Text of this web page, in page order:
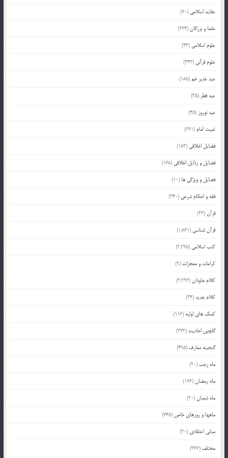
عقاید اسلامی (70)
علما و بزرگان(224)
علوم اسلامی (43)
علوم قرآنی (343)
عید غدیر خم(185)
عید فطر (35)
عید نوروز (45)
غیبت امام (291)
فضایل اخلاقی (183)
فضایل و رذایل اخلاقی (168)
فضایل و ویژگی ها (10)
فقه و احکام شرعی (340)
قرآن(23)
قرآن شناسی (1,861)
کتب اسلامی (2,295)
کرامات و معجزات (9)
کلام جاودان(2,293)
کلام جدید(34)
کمک های اولیه (116)
گلچین احادیث (372)
گنجینه معارف (495)
ماه رجب(20)
ماه رمضان(176)
ماه شعبان(20)
ماهها و روزهای خاص (745)
مبانی اعتقادی (20)
مختلف (367)